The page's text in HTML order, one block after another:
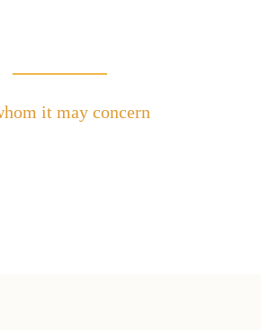
it may concern